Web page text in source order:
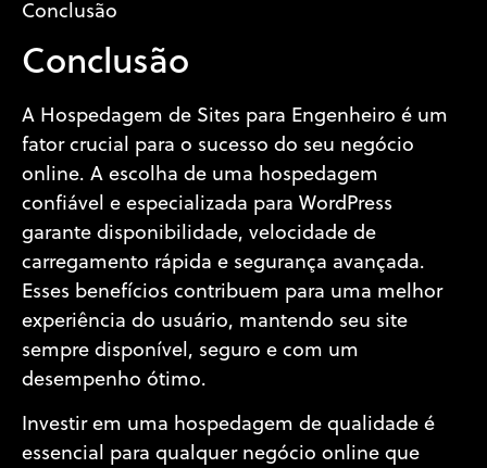
Conclusão
Conclusão
A Hospedagem de Sites para Engenheiro é um
fator crucial para o sucesso do seu negócio
online. A escolha de uma hospedagem
confiável e especializada para WordPress
garante disponibilidade, velocidade de
carregamento rápida e segurança avançada.
Esses benefícios contribuem para uma melhor
experiência do usuário, mantendo seu site
sempre disponível, seguro e com um
desempenho ótimo.
Investir em uma hospedagem de qualidade é
essencial para qualquer negócio online que